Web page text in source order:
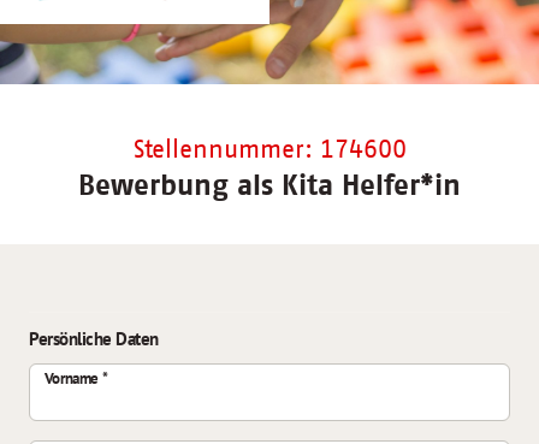
Stellennummer: 174600
Bewerbung als Kita Helfer*in
Persönliche Daten
Vorname